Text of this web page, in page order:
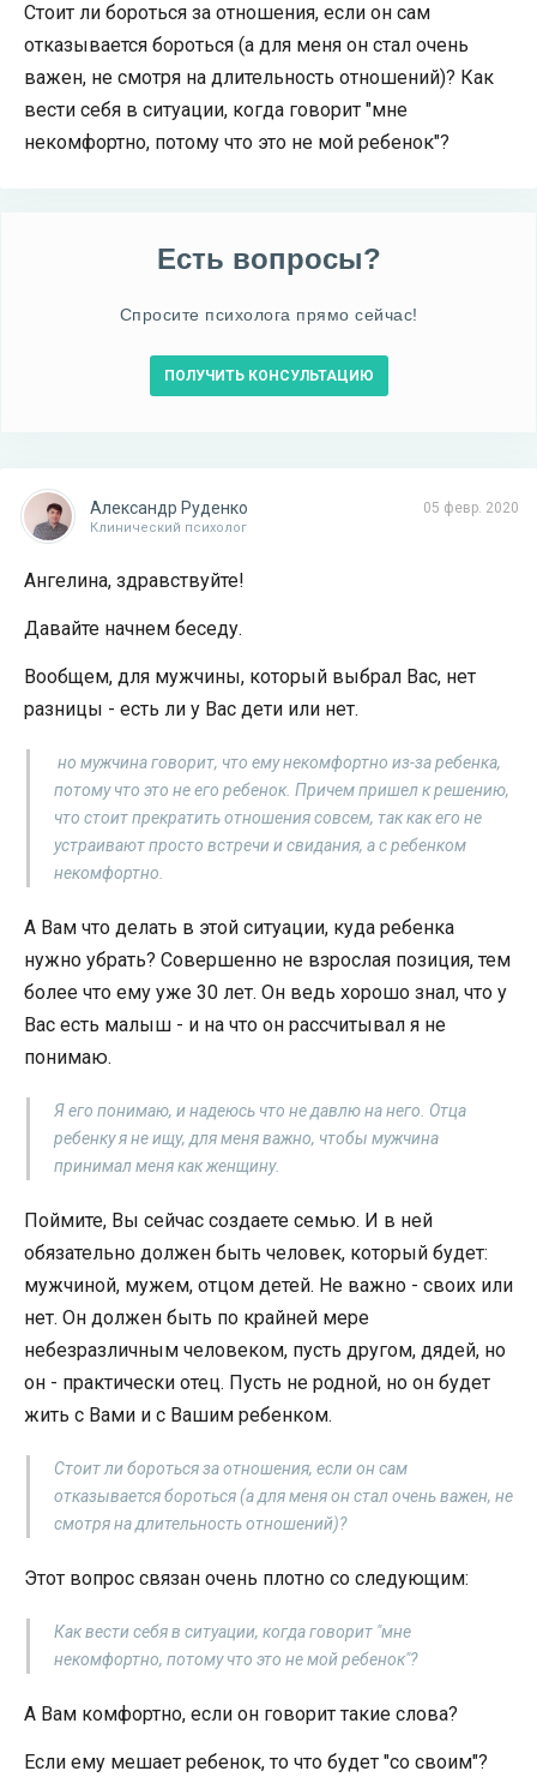
Стоит ли бороться за отношения, если он сам
отказывается бороться (а для меня он стал очень
важен, не смотря на длительность отношений)? Как
вести себя в ситуации, когда говорит "мне
некомфортно, потому что это не мой ребенок"?
Есть вопросы?
Спросите психолога прямо сейчас!
ПОЛУЧИТЬ КОНСУЛЬТАЦИЮ
05 февр. 2020
Александр Руденко
Клинический психолог
Ангелина, здравствуйте!
Давайте начнем беседу.
Вообщем, для мужчины, который выбрал Вас, нет
разницы - есть ли у Вас дети или нет.
но мужчина говорит, что ему некомфортно из-за ребенка,
потому что это не его ребенок. Причем пришел к решению,
что стоит прекратить отношения совсем, так как его не
устраивают просто встречи и свидания, а с ребенком
некомфортно.
А Вам что делать в этой ситуации, куда ребенка
нужно убрать? Совершенно не взрослая позиция, тем
более что ему уже 30 лет. Он ведь хорошо знал, что у
Вас есть малыш - и на что он рассчитывал я не
понимаю.
Я его понимаю, и надеюсь что не давлю на него. Отца
ребенку я не ищу, для меня важно, чтобы мужчина
принимал меня как женщину.
Поймите, Вы сейчас создаете семью. И в ней
обязательно должен быть человек, который будет:
мужчиной, мужем, отцом детей. Не важно - своих или
нет. Он должен быть по крайней мере
небезразличным человеком, пусть другом, дядей, но
он - практически отец. Пусть не родной, но он будет
жить с Вами и с Вашим ребенком.
Стоит ли бороться за отношения, если он сам
отказывается бороться (а для меня он стал очень важен, не
смотря на длительность отношений)?
Этот вопрос связан очень плотно со следующим:
Как вести себя в ситуации, когда говорит "мне
некомфортно, потому что это не мой ребенок"?
А Вам комфортно, если он говорит такие слова?
Если ему мешает ребенок, то что будет "со своим"?